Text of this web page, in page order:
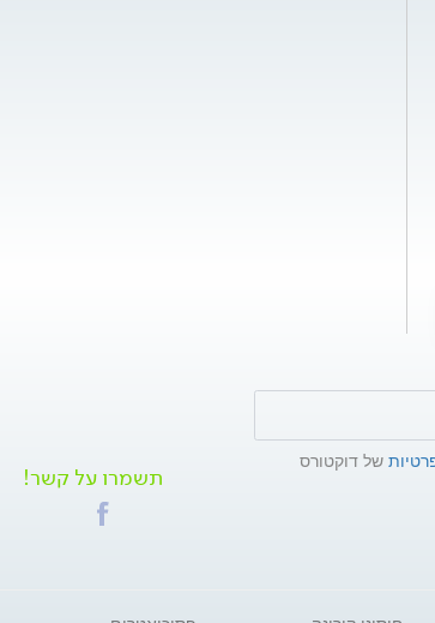
של דוקטורס
תשמרו על קשר!